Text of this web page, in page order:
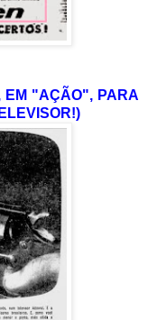
EM "AÇÃO", PARA